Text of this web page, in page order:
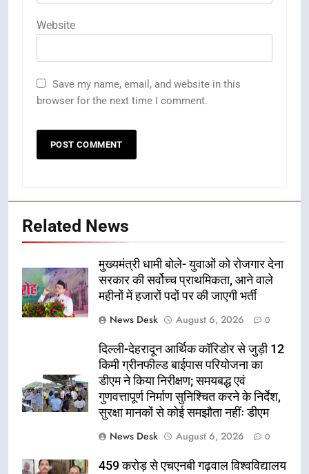
Website
Save my name, email, and website in this
browser for the next time I comment.
Related News
मुख्यमंत्री धामी बोले- युवाओं को रोजगार देना
सरकार की सर्वोच्च प्राथमिकता, आने वाले
महीनों में हजारों पदों पर की जाएगी भर्ती
News Desk
August 6, 2026 0
दिल्ली-देहरादून आर्थिक कॉरिडोर से जुड़ी 12
किमी ग्रीनफील्ड बाईपास परियोजना का
डीएम ने किया निरीक्षण; समयबद्ध एवं
गुणवत्तापूर्ण निर्माण सुनिश्चित करने के निर्देश,
सुरक्षा मानकों से कोई समझौता नहींः डीएम
News Desk
August 6, 2026 0
459 करोड़ से एचएनबी गढ़वाल विश्वविद्यालय